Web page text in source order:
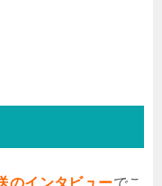
のインタビューでこ